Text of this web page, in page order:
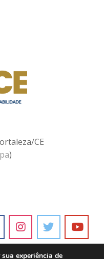
CE
)
experiência de